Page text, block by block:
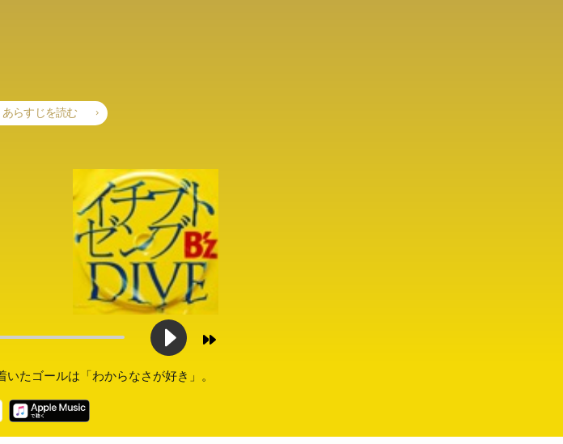
あらすじを読む
み方にも正解はない。芥川賞作家の夫
に本を勧めあった結果―?夫婦の危機
える、―類まれなる書!
たゴールは「わからなさが好き」。